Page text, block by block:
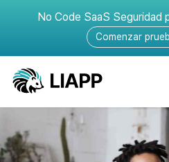
No Code SaaS Seguridad
Comenzar